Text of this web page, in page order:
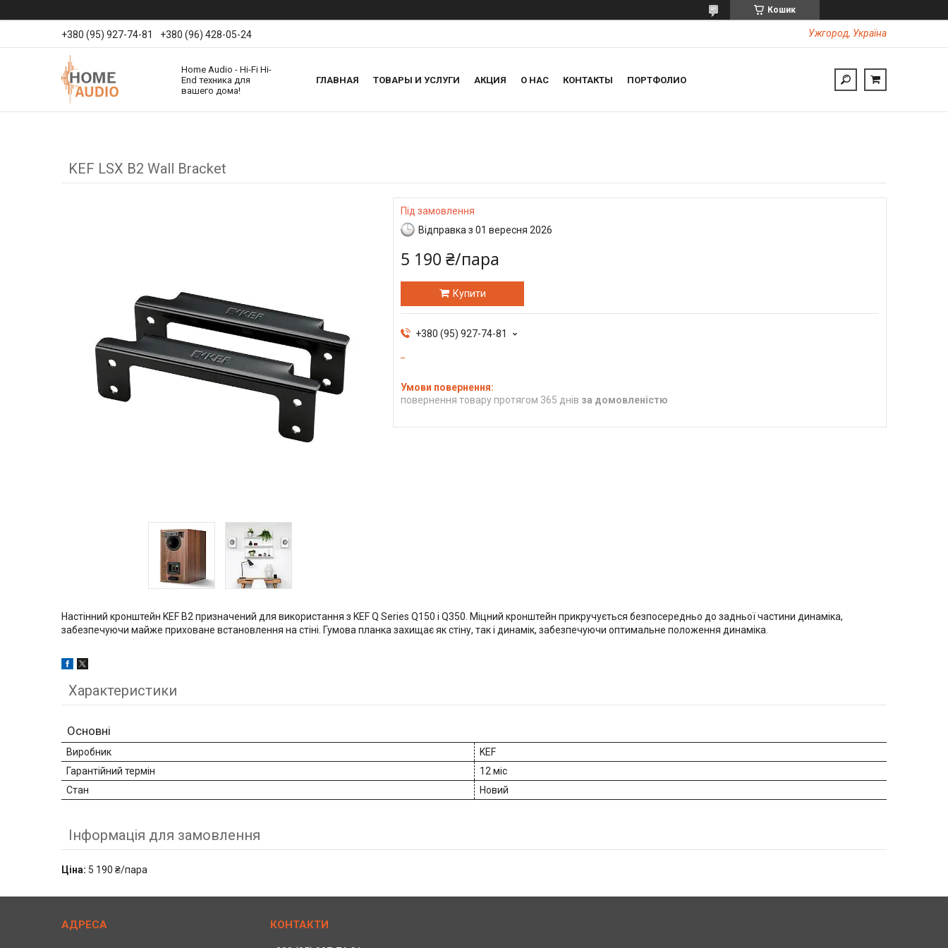
Кошик
+380 (95) 927-74-81 +380 (96) 428-05-24 Ужгород, Україна
Home Audio - Hi-Fi Hi-
End техника для
вашего дома!
ГЛАВНАЯ ТОВАРЫ И УСЛУГИ АКЦИЯ О НАС КОНТАКТЫ ПОРТФОЛИО
KEF LSX B2 Wall Bracket
Під замовлення
Відправка з 01 вересня 2026
5 190 ₴/пара
Купити
+380 (95) 927-74-81
повернення товару протягом 365 днів за домовленістю
Настінний кронштейн KEF B2 призначений для використання з KEF Q Series Q150 і Q350. Міцний кронштейн прикручується безпосередньо до задньої частини динаміка,
забезпечуючи майже приховане встановлення на стіні. Гумова планка захищає як стіну, так і динамік, забезпечуючи оптимальне положення динаміка.
Характеристики
Основні
Виробник
KEF
Гарантійний термін
12 міс
Стан
Новий
Інформація для замовлення
Ціна: 5 190 ₴/пара